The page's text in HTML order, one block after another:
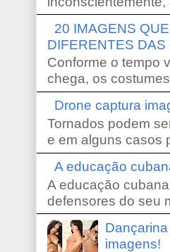
20 IMAGENS
DIFERENTES DAS
Conforme o tempo
chega, os
Drone captura
Tornados podem
e em alguns casos
A educação
A educação
defensores do seu
imagens!